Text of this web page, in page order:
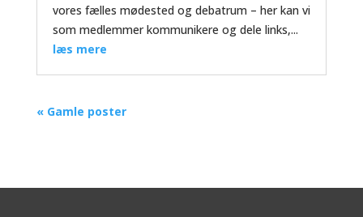
vores fælles mødested og debatrum – her kan vi
som medlemmer kommunikere og dele links,...
læs mere
« Gamle poster